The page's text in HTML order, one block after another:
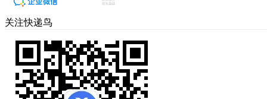
关注快递鸟